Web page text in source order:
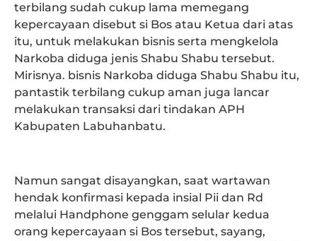
terbilang sudah cukup lama memegang
kepercayaan disebut si Bos atau Ketua dari atas
itu, untuk melakukan bisnis serta mengkelola
Narkoba diduga jenis Shabu Shabu tersebut.
Mirisnya. bisnis Narkoba diduga Shabu Shabu itu,
pantastik terbilang cukup aman juga lancar
melakukan transaksi dari tindakan APH
Kabupaten Labuhanbatu.
Namun sangat disayangkan, saat wartawan
hendak konfirmasi kepada insial Pii dan Rd
melalui Handphone genggam selular kedua
orang kepercayaan si Bos tersebut, sayang,